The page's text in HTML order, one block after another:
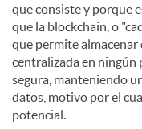
que consiste y porque
que la blockchain, o
que permite
centralizada en ningún
segura, manteniendo
datos, motivo por el
potencial.